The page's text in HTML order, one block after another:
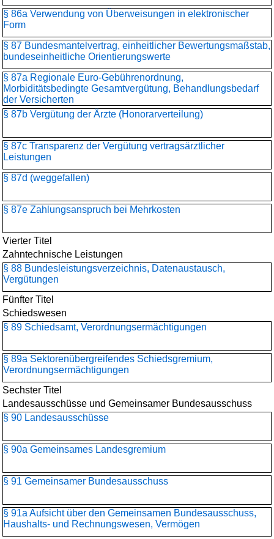
§ 86a Verwendung von Überweisungen in elektronischer
Form
§ 87 Bundesmantelvertrag, einheitlicher Bewertungsmaßstab,
bundeseinheitliche Orientierungswerte
§ 87a Regionale Euro-Gebührenordnung,
Morbiditätsbedingte Gesamtvergütung, Behandlungsbedarf
der Versicherten
§ 87b Vergütung der Ärzte (Honorarverteilung)
§ 87c Transparenz der Vergütung vertragsärztlicher
Leistungen
§ 87d (weggefallen)
§ 87e Zahlungsanspruch bei Mehrkosten
Vierter Titel
Zahntechnische Leistungen
§ 88 Bundesleistungsverzeichnis, Datenaustausch,
Vergütungen
Fünfter Titel
Schiedswesen
§ 89 Schiedsamt, Verordnungsermächtigungen
§ 89a Sektorenübergreifendes Schiedsgremium,
Verordnungsermächtigungen
Sechster Titel
Landesausschüsse und Gemeinsamer Bundesausschuss
§ 90 Landesausschüsse
§ 90a Gemeinsames Landesgremium
§ 91 Gemeinsamer Bundesausschuss
§ 91a Aufsicht über den Gemeinsamen Bundesausschuss,
Haushalts- und Rechnungswesen, Vermögen